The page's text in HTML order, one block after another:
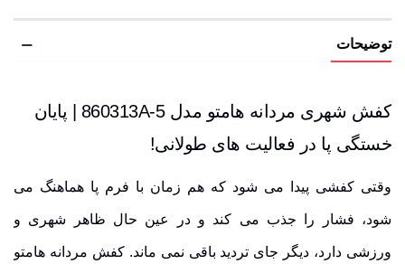
توضیحات
کفش شهری مردانه هامتو مدل 860313A-5 | پایان
خستگی پا در فعالیت های طولانی!
وقتی کفشی پیدا می شود که هم زمان با فرم پا هماهنگ می
شود، فشار را جذب می کند و در عین حال ظاهر شهری و
ورزشی دارد، دیگر جای تردید باقی نمی ماند. کفش مردانه هامتو